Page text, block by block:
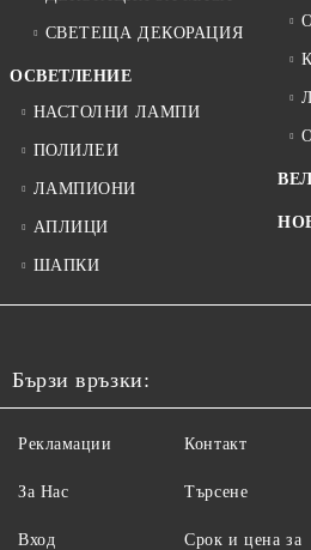
СВЕТЕЩА ДЕКОРАЦИЯ
ОСВЕТЛЕНИЕ
НАСТОЛНИ ЛАМПИ
ПОЛИЛЕИ
ЛАМПИОНИ
АПЛИЦИ
ШАПКИ
Бързи връзки:
Рекламации
За Нас
Вход
Контакт
Търсене
Срок и цена за